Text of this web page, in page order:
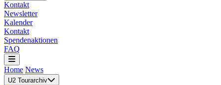
Kontakt
Newsletter
Kalender
Kontakt
Spendenaktionen
FAQ
Home News
U2 Tourarchiv